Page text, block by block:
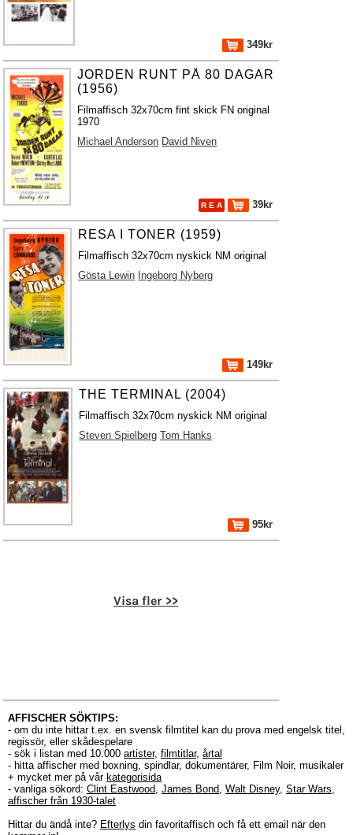
349kr
JORDEN RUNT PÅ 80 DAGAR
(1956)
Filmaffisch 32x70cm fint skick FN original
1970
Michael Anderson David Niven
R E A 39kr
RESA I TONER (1959)
Filmaffisch 32x70cm nyskick NM original
Gösta Lewin Ingeborg Nyberg
149kr
THE TERMINAL (2004)
Filmaffisch 32x70cm nyskick NM original
Steven Spielberg Tom Hanks
95kr
Visa fler >>
AFFISCHER SÖKTIPS:
- om du inte hittar t.ex. en svensk filmtitel kan du prova med engelsk titel,
regissör, eller skådespelare
- sök i listan med 10.000 artister, filmtitlar, årtal
- hitta affischer med boxning, spindlar, dokumentärer, Film Noir, musikaler
+ mycket mer på vår kategorisida
- vanliga sökord: Clint Eastwood, James Bond, Walt Disney, Star Wars,
affischer från 1930-talet
Hittar du ändå inte? Efterlys din favoritaffisch och få ett email när den